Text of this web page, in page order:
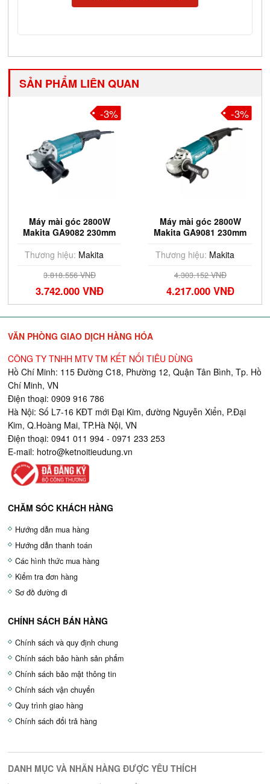
SẢN PHẨM LIÊN QUAN
Máy mài góc 2800W
Makita GA9082 230mm
Thương hiệu: Makita
3.818.556 VNĐ
3.742.000 VNĐ
-3%
Máy mài góc 2800W
Makita GA9081 230mm
Thương hiệu: Makita
4.303.152 VNĐ
4.217.000 VNĐ
-3%
VĂN PHÒNG GIAO DỊCH HÀNG HÓA
CÔNG TY TNHH MTV TM KẾT NỐI TIÊU DÙNG
Hồ Chí Minh: 115 Đường C18, Phường 12, Quận Tân Bình, Tp. Hồ
Chí Minh, VN
Điện thoại: 0909 916 786
Hà Nội: Số L7-16 KĐT mới Đại Kim, đường Nguyễn Xiển, P.Đại
Kim, Q.Hoàng Mai, TP.Hà Nội, VN
Điện thoại: 0941 011 994 - 0971 233 253
E-mail: hotro@ketnoitieudung.vn
CHĂM SÓC KHÁCH HÀNG
Hướng dẫn mua hàng
Hướng dẫn thanh toán
Các hình thức mua hàng
Kiểm tra đơn hàng
Sơ đồ đường đi
CHÍNH SÁCH BÁN HÀNG
Chính sách và quy định chung
Chính sách bảo hành sản phẩm
Chính sách bảo mật thông tin
Chính sách vận chuyển
Quy trình giao hàng
Chính sách đổi trả hàng
DANH MỤC VÀ NHÃN HÀNG ĐƯỢC YÊU THÍCH